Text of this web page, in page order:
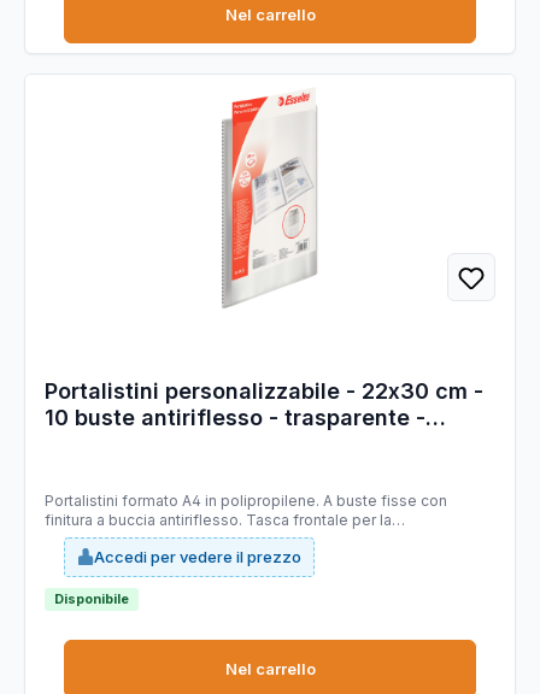
Nel carrello
Portalistini personalizzabile - 22x30 cm -
10 buste antiriflesso - trasparente -
Portalistini formato A4 in polipropilene. A buste fisse con
finitura a buccia antiriflesso. Tasca frontale per la
personalizzazione. 10 buste.
Accedi per vedere il prezzo
Disponibile
Nel carrello